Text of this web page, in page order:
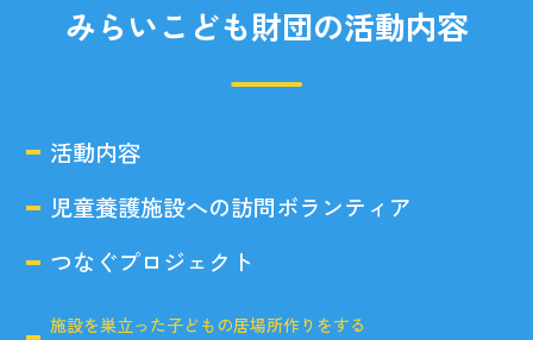
みらいこども財団の活動内容
活動内容
児童養護施設への訪問ボランティア
つなぐプロジェクト
施設を巣立った子どもの居場所作りをする